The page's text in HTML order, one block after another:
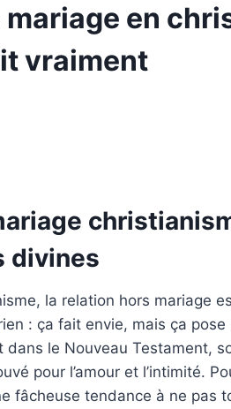
en
vraiment
divines
la relation hors mariage
: ça fait envie, mais ça
le Nouveau Testament,
pour l’amour et l’intimité.
fâcheuse tendance à ne pas